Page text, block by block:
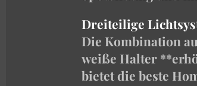
Dreiteilige
Die Kombination
weiße Halter
bietet die beste